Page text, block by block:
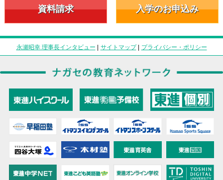
資料請求 入学のお申込み
永瀬昭幸 理事長インタビュー | サイトマップ| プライバシー・ポリシー